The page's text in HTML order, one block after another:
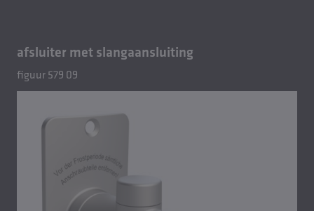
afsluiter met slangaansluiting
figuur 579 09